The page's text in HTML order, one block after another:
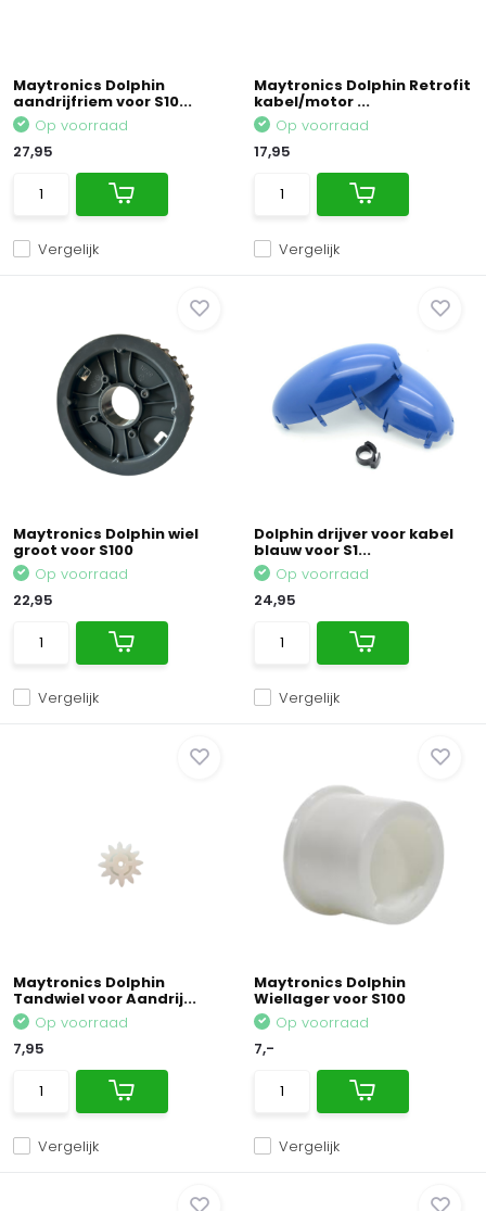
Maytronics Dolphin
aandrijfriem voor S10...
Vergelijk
Op voorraad
27,95
Maytronics Dolphin Retrofit
kabel/motor ...
Vergelijk
Op voorraad
17,95
Maytronics Dolphin wiel
groot voor S100
Vergelijk
Op voorraad
22,95
Dolphin drijver voor kabel
blauw voor S1...
Vergelijk
Op voorraad
24,95
Maytronics Dolphin
Tandwiel voor Aandrij...
Vergelijk
Op voorraad
7,95
Maytronics Dolphin
Wiellager voor S100
Vergelijk
Op voorraad
7,-